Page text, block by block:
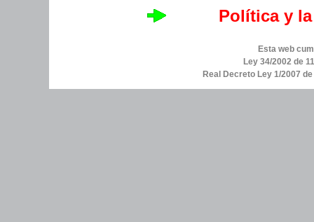
Política y
Esta web
Ley 34/2002 de
Real Decreto Ley 1/2007